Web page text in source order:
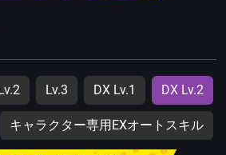
Lv.3 DX Lv.1 DX Lv.2
キャラクター専用EXオートスキル